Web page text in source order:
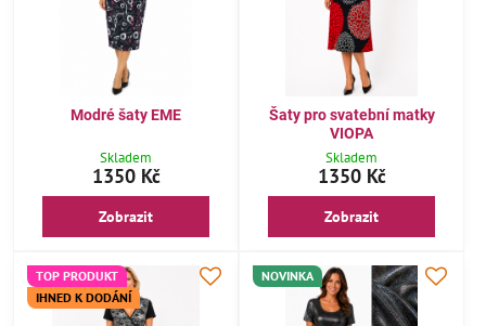
Modré šaty EME
Skladem
1350 Kč
Zobrazit
Šaty pro svatební matky
VIOPA
Skladem
1350 Kč
Zobrazit
TOP PRODUKT
IHNED K DODÁNÍ
NOVINKA